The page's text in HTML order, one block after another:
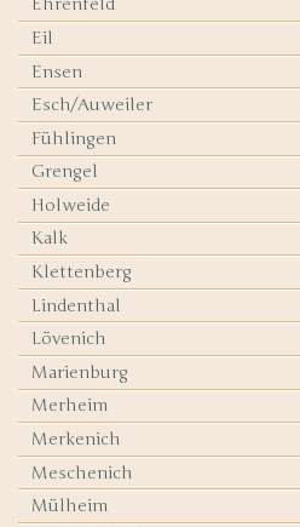
Ehrenfeld
Eil
Ensen
Esch/Auweiler
Fühlingen
Grengel
Holweide
Kalk
Klettenberg
Lindenthal
Lövenich
Marienburg
Merheim
Merkenich
Meschenich
Mülheim